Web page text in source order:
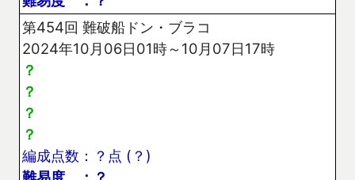
第454回 難破船ドン・ブラコ
2024年10月06日01時～10月07日17時
？
？
？
？
編成点数：？点 (？)